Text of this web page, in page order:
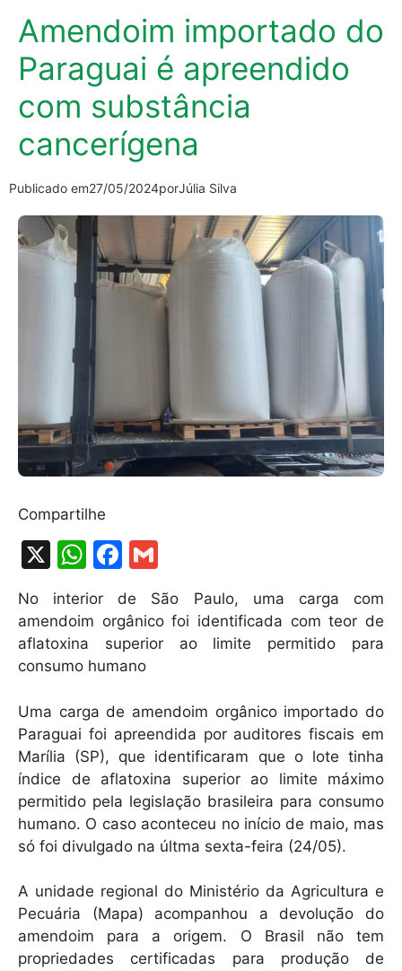
Amendoim importado do
Paraguai é apreendido
com substância
cancerígena
Publicado em27/05/2024porJúlia Silva
Compartilhe
X
W
h
at
s
A
p
F
a
c
e
b
o
k
m
ai
l
No interior de São Paulo, uma carga com
amendoim orgânico foi identificada com teor de
aflatoxina superior ao limite permitido para
consumo humano
Uma carga de amendoim orgânico importado do
Paraguai foi apreendida por auditores fiscais em
Marília (SP), que identificaram que o lote tinha
índice de aflatoxina superior ao limite máximo
permitido pela legislação brasileira para consumo
humano. O caso aconteceu no início de maio, mas
só foi divulgado na últma sexta-feira (24/05).
A unidade regional do Ministério da Agricultura e
Pecuária (Mapa) acompanhou a devolução do
amendoim para a origem. O Brasil não tem
propriedades certificadas para produção de